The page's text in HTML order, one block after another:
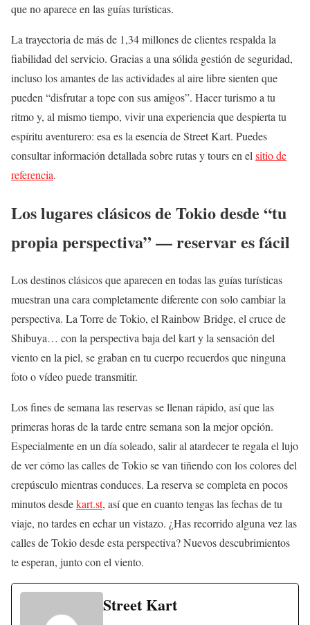
que no aparece en las guías turísticas.
La trayectoria de más de 1,34 millones de clientes respalda la
fiabilidad del servicio. Gracias a una sólida gestión de seguridad,
incluso los amantes de las actividades al aire libre sienten que
pueden “disfrutar a tope con sus amigos”. Hacer turismo a tu
ritmo y, al mismo tiempo, vivir una experiencia que despierta tu
espíritu aventurero: esa es la esencia de Street Kart. Puedes
consultar información detallada sobre rutas y tours en el sitio de
referencia.
Los lugares clásicos de Tokio desde “tu
propia perspectiva” — reservar es fácil
Los destinos clásicos que aparecen en todas las guías turísticas
muestran una cara completamente diferente con solo cambiar la
perspectiva. La Torre de Tokio, el Rainbow Bridge, el cruce de
Shibuya… con la perspectiva baja del kart y la sensación del
viento en la piel, se graban en tu cuerpo recuerdos que ninguna
foto o vídeo puede transmitir.
Los fines de semana las reservas se llenan rápido, así que las
primeras horas de la tarde entre semana son la mejor opción.
Especialmente en un día soleado, salir al atardecer te regala el lujo
de ver cómo las calles de Tokio se van tiñendo con los colores del
crepúsculo mientras conduces. La reserva se completa en pocos
minutos desdekart.st, así que en cuanto tengas las fechas de tu
viaje, no tardes en echar un vistazo. ¿Has recorrido alguna vez las
calles de Tokio desde esta perspectiva? Nuevos descubrimientos
te esperan, junto con el viento.
Street Kart